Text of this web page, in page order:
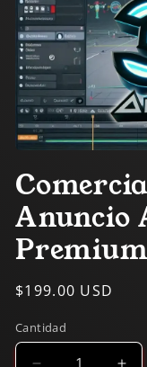
multimedia
1
en
una
ventana
modal
Anuncio
Precio
$199.00 USD
Cantidad